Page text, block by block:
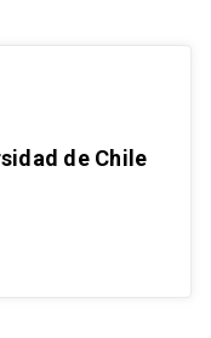
de Chile